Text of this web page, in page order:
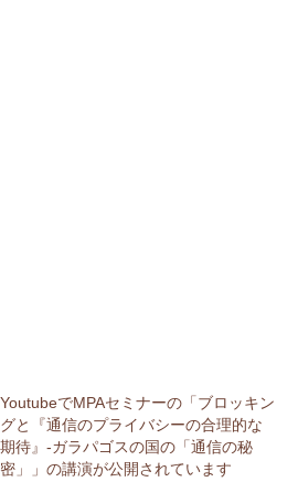
YoutubeでMPAセミナーの「ブロッキン
グと『通信のプライバシーの合理的な
期待』-ガラパゴスの国の「通信の秘
密」」の講演が公開されています